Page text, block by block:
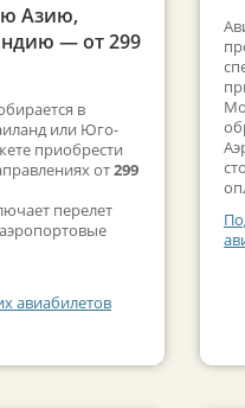
Азию,
— от 299
в
или Юго-
приобрести
от299
перелет
авиабилетов